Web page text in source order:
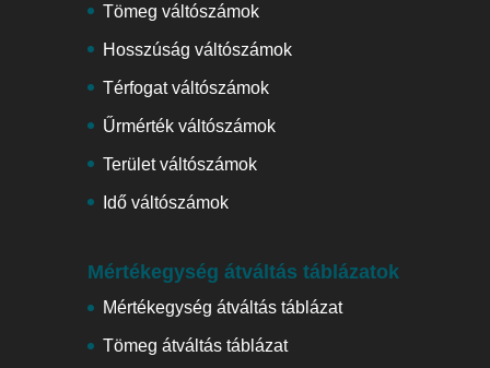
Tömeg váltószámok
Hosszúság váltószámok
Térfogat váltószámok
Űrmérték váltószámok
Terület váltószámok
Idő váltószámok
Mértékegység átváltás táblázatok
Mértékegység átváltás táblázat
Tömeg átváltás táblázat